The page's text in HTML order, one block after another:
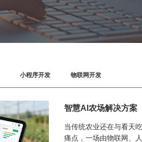
小程序开发 物联网开发
智慧AI农场解决方案
当传统农业还在与看天
痛点，一场由物联网、